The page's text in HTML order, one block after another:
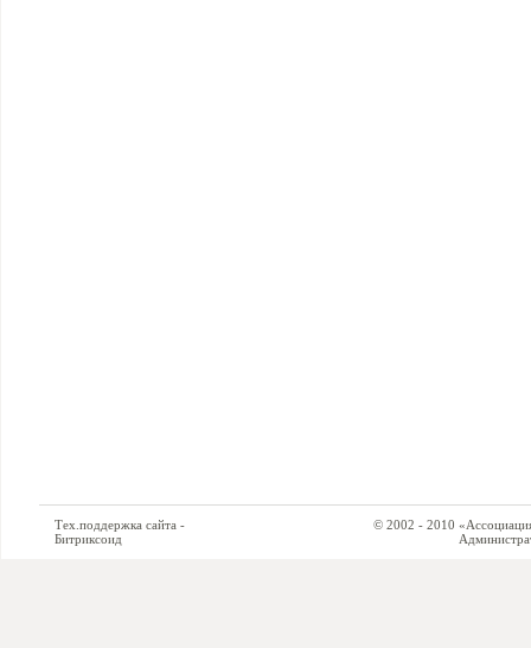
Тех.поддержка сайта -
Битриксоид
© 2002 - 2010 «Ассоциация